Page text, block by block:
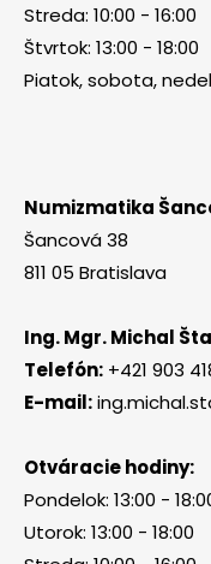
Streda: 10:00 - 16:00
Štvrtok: 13:00 - 18:00
Piatok, sobota,
Numizmatika
Šancová 38
811 05 Bratislava
Ing. Mgr. Michal
Telefón: +421 903
E-mail:
Otváracie hodiny:
Pondelok: 13:00 -
Utorok: 13:00 - 18:00